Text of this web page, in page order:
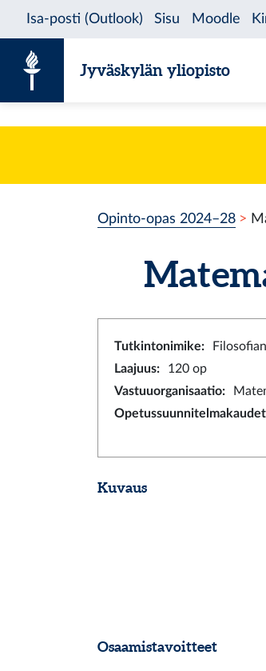
Jyväskylän yliopisto
Opinto-opas 2024–28
Tutkintonimike:
Laajuus: 120 op
Vastuuorganisaatio:
Opetussuunnitelmakaudet
Kuvaus
Osaamistavoitteet